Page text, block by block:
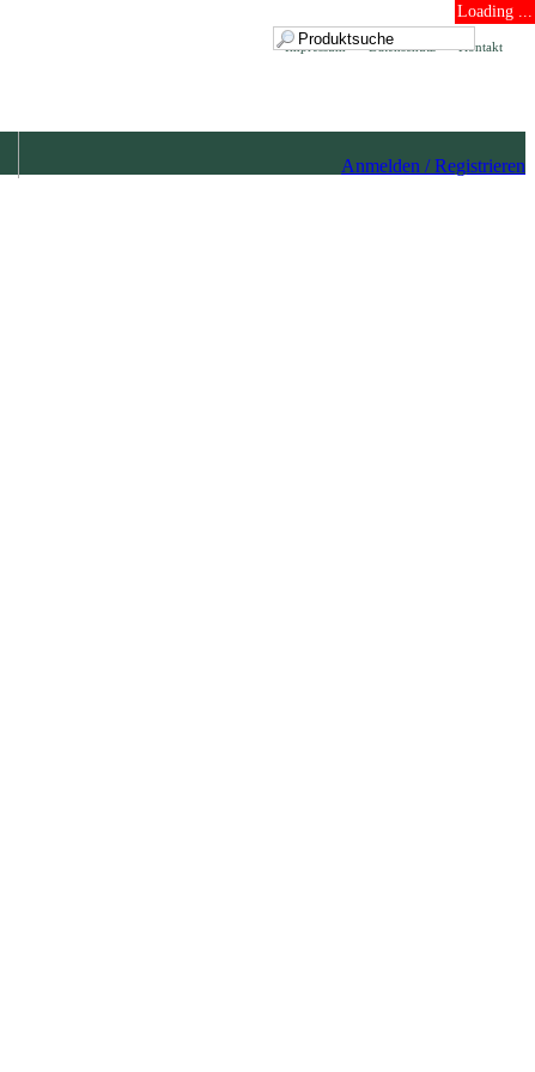
Loading ...
Kontakt
Datenschutz
Impressum
Anmelden / Registrieren